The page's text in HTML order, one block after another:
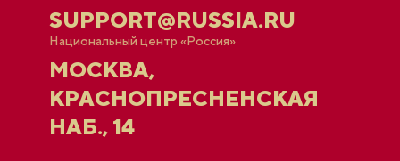
SUPPORT@RUSSIA.RU
Национальный центр «Россия»
МОСКВА,
КРАСНОПРЕСНЕНСКАЯ
НАБ., 14